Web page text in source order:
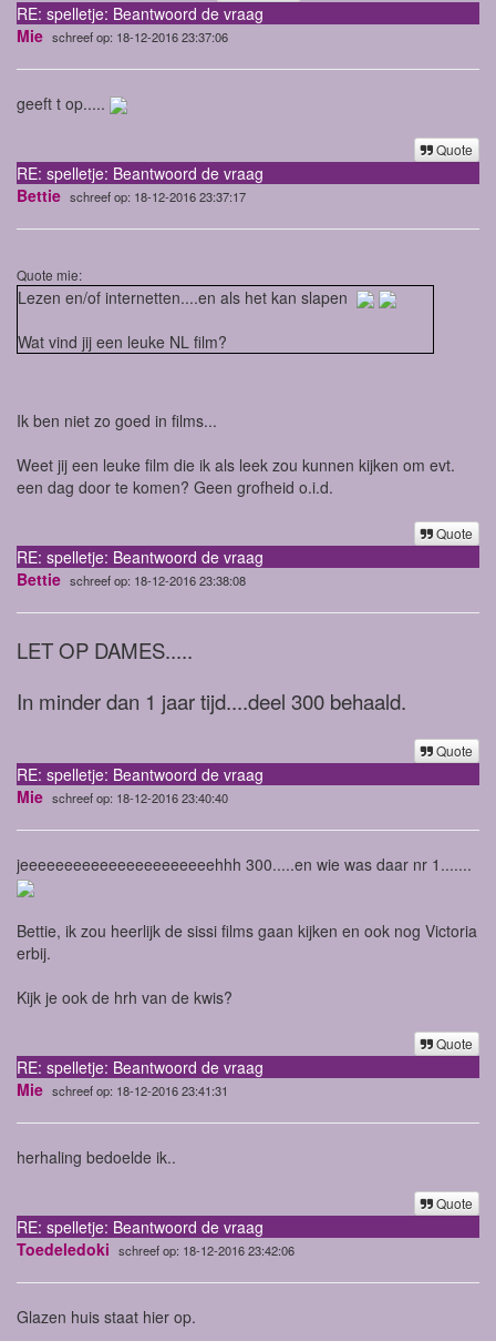
RE: spelletje: Beantwoord de vraag
Mie schreef op: 18-12-2016 23:37:06
geeft t op.....
Quote
RE: spelletje: Beantwoord de vraag
Bettie schreef op: 18-12-2016 23:37:17
Quote mie:
Lezen en/of internetten....en als het kan slapen
Wat vind jij een leuke NL film?
Ik ben niet zo goed in films...
Weet jij een leuke film die ik als leek zou kunnen kijken om evt.
een dag door te komen? Geen grofheid o.i.d.
Quote
RE: spelletje: Beantwoord de vraag
Bettie schreef op: 18-12-2016 23:38:08
LET OP DAMES.....
In minder dan 1 jaar tijd....deel 300 behaald.
Quote
RE: spelletje: Beantwoord de vraag
Mie schreef op: 18-12-2016 23:40:40
jeeeeeeeeeeeeeeeeeeeeeehhh 300.....en wie was daar nr 1.......
Bettie, ik zou heerlijk de sissi films gaan kijken en ook nog Victoria
erbij.
Kijk je ook de hrh van de kwis?
Quote
RE: spelletje: Beantwoord de vraag
Mie schreef op: 18-12-2016 23:41:31
herhaling bedoelde ik..
Quote
RE: spelletje: Beantwoord de vraag
Toedeledoki schreef op: 18-12-2016 23:42:06
Glazen huis staat hier op.